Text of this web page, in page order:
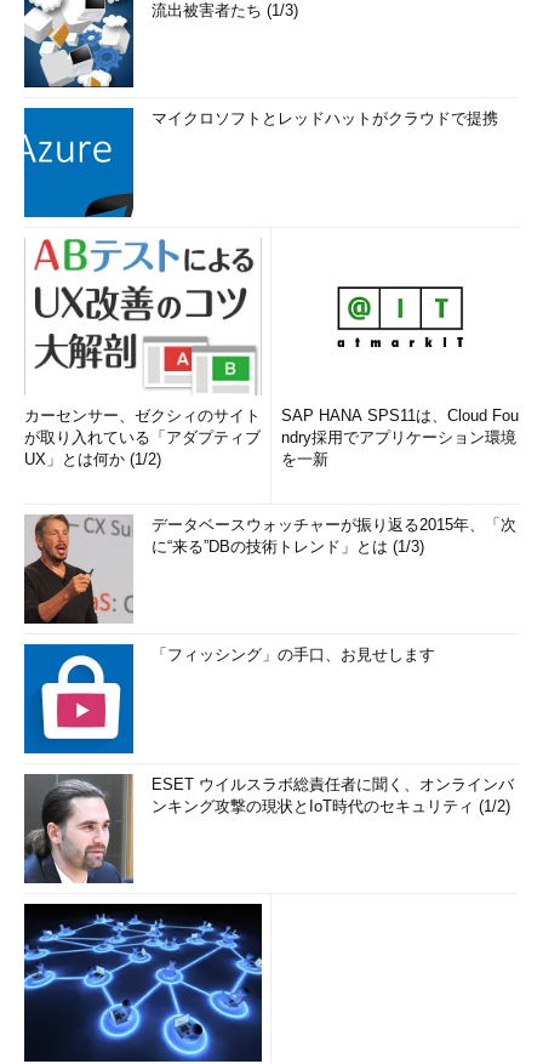
流出被害者たち (1/3)
マイクロソフトとレッドハットがクラウドで提携
カーセンサー、ゼクシィのサイト
が取り入れている「アダプティブ
UX」とは何か (1/2)
SAP HANA SPS11は、Cloud Fou
ndry採用でアプリケーション環境
を一新
データベースウォッチャーが振り返る2015年、「次
に“来る”DBの技術トレンド」とは (1/3)
「フィッシング」の手口、お見せします
ESET ウイルスラボ総責任者に聞く、オンラインバ
ンキング攻撃の現状とIoT時代のセキュリティ (1/2)